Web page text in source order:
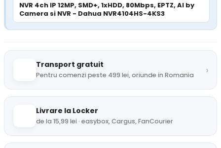
NVR 4ch IP 12MP, SMD+, 1xHDD, 80Mbps, EPTZ, AI by
Camera si NVR - Dahua NVR4104HS-4KS3
Transport gratuit
Pentru comenzi peste 499 lei, oriunde in Romania ›
Livrare la Locker
de la 15,99 lei · easybox, Cargus, FanCourier